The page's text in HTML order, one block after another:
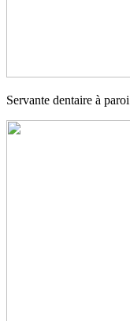
Servante dentaire à